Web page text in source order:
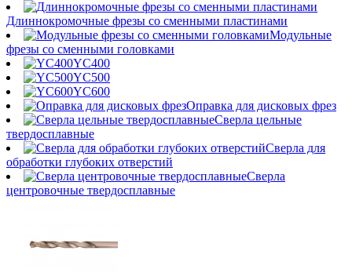
Длиннокромочные фрезы со сменными пластинами
Модульные
фрезы со сменными головками
YC400
YC500
YC600
Оправка для дисковых фрез
Сверла цельные
твердосплавные
Сверла для
обработки глубоких отверстий
Сверла
центровочные твердосплавные